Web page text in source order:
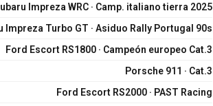
Impreza WRC · Camp. italiano tierra 2025
Impreza Turbo GT · Asiduo Rally Portugal 90s
Ford Escort RS1800 · Campeón europeo Cat.3
Porsche 911 · Cat.3
Ford Escort RS2000 · PAST Racing